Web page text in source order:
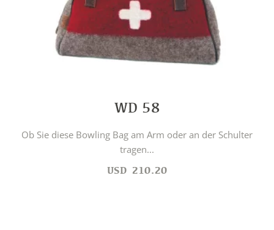
WD 58
Ob Sie diese Bowling Bag am Arm oder an der Schulter
tragen...
USD 210.20